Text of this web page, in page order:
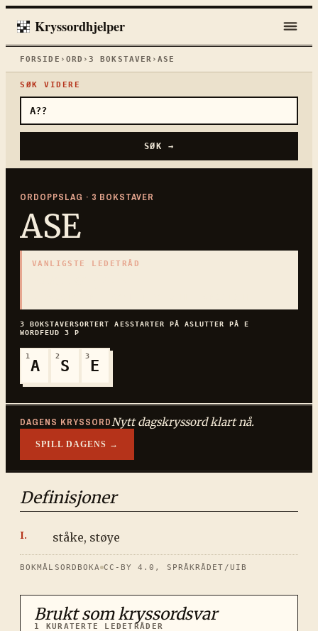
Kryssordhjelper
FORSIDE › ORD ›3 BOKSTAVER ›ASE
SØK VIDERE
SØK →
ORDOPPSLAG · 3 BOKSTAVER
ASE
VANLIGSTE LEDETRÅD
3 BOKSTAVERSORTERTAESSTARTER PÅ ASLUTTER PÅE
WORDFEUD3 P
1
A
2
S
3
E
DAGENS KRYSSORDNytt dagskryssord klart nå.
SPILL DAGENS →
Definisjoner
ståke, støye
BOKMÅLSORDBOKA CC-BY 4.0, SPRÅKRÅDET/UIB
Brukt som kryssordsvar
1 KURATERTE LEDETRÅDER